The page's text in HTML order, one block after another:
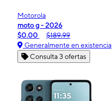
Motorola
moto g - 2026
$0.00
$189.99
Generalmente en existencia
Consulta 3 ofertas